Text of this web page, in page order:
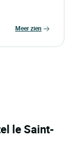
meer zien
le Saint-